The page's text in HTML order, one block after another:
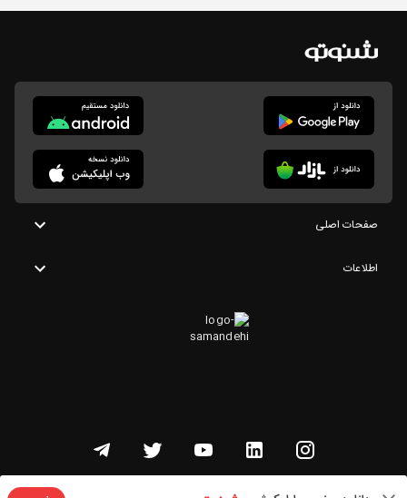
صفحات اصلی
اطلاعات
تمامی حقوق این وبسایت متعلق به شنوتو است